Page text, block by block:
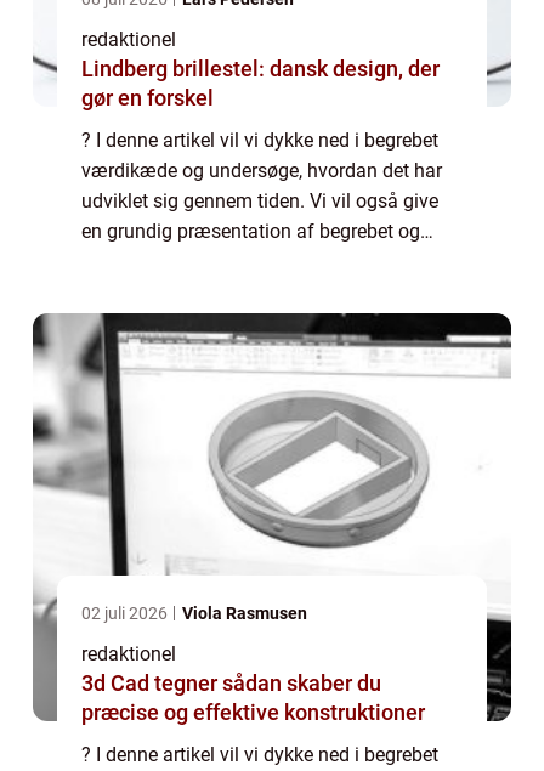
redaktionel
Lindberg brillestel: dansk design, der
gør en forskel
? I denne artikel vil vi dykke ned i begrebet
værdikæde og undersøge, hvordan det har
udviklet sig gennem tiden. Vi vil også give
en grundig præsentation af begrebet og
02 juli 2026 Viola Rasmusen
redaktionel
3d Cad tegner sådan skaber du
præcise og effektive konstruktioner
? I denne artikel vil vi dykke ned i begrebet